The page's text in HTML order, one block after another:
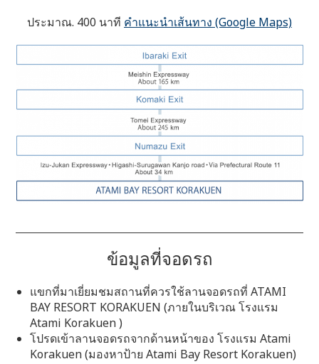
ประมาณ. 400 นาที คำแนะนำเส้นทาง (Google Maps)
ข้อมูลที่จอดรถ
แขกที่มาเยี่ยมชมสถานที่ควรใช้ลานจอดรถที่ ATAMI
BAY RESORT KORAKUEN (ภายในบริเวณ โรงแรม
Atami Korakuen )
โปรดเข้าลานจอดรถจากด้านหน้าของ โรงแรม Atami
Korakuen (มองหาป้าย Atami Bay Resort Korakuen)